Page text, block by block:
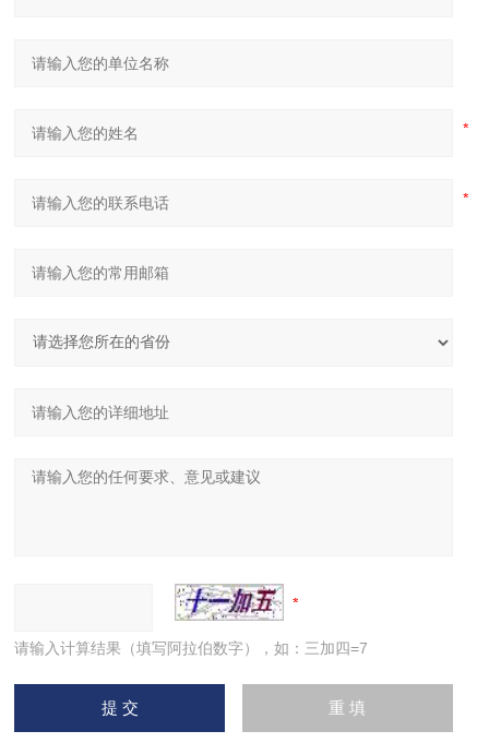
请输入计算结果（填写阿拉伯数字），如：三加四=7